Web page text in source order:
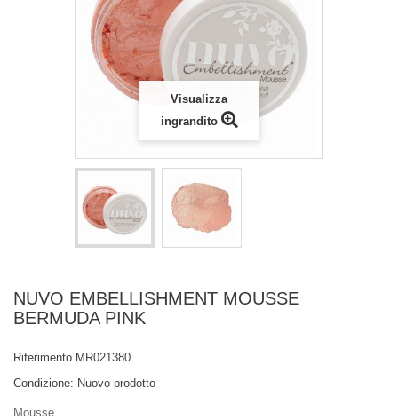
Visualizza
ingrandito
NUVO EMBELLISHMENT MOUSSE
BERMUDA PINK
Riferimento MR021380
Condizione: Nuovo prodotto
Mousse